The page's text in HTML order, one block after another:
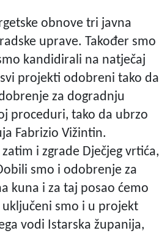
obnove tri javna
uprave. Također smo
kandidirali na natječaj
projekti odobreni tako da
za dogradnju
proceduri, tako da ubrzo
Fabrizio Vižintin.
i zgrade Dječjeg vrtića,
smo i odobrenje za
kuna i za taj posao ćemo
smo i u projekt
vodi Istarska županija,